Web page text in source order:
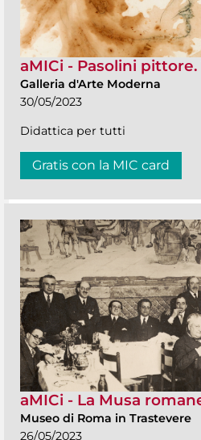
aMICi - Pasolini
Galleria d'Arte Moderna
30/05/2023
Didattica per tutti
Gratis con la MIC card
aMICi - La Musa
Museo di Roma in Trastevere
26/05/2023